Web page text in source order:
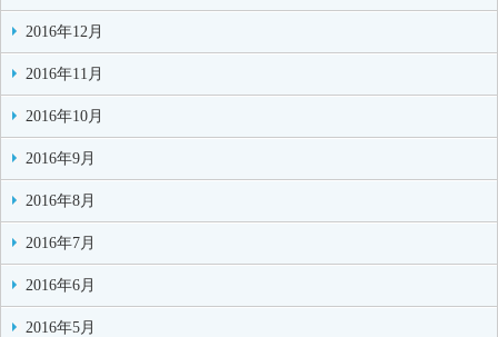
2016年12月
2016年11月
2016年10月
2016年9月
2016年8月
2016年7月
2016年6月
2016年5月